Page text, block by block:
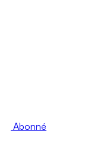
Abonné